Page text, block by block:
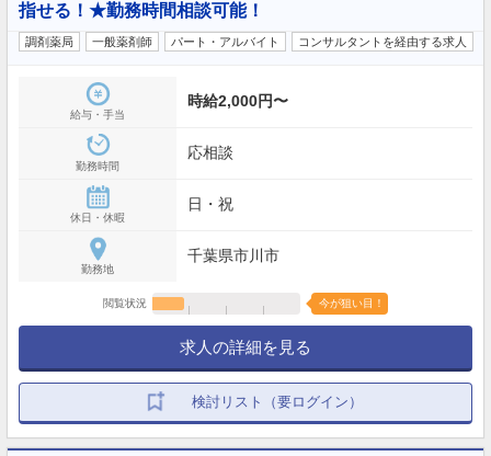
指せる！★勤務時間相談可能！
調剤薬局 一般薬剤師 パート・アルバイト コンサルタントを経由する求人
給与・手当
時給2,000円〜
勤務時間
応相談
休日・休暇
日・祝
勤務地
千葉県市川市
閲覧状況 今が狙い目！
求人の詳細を見る
検討リスト（要ログイン）